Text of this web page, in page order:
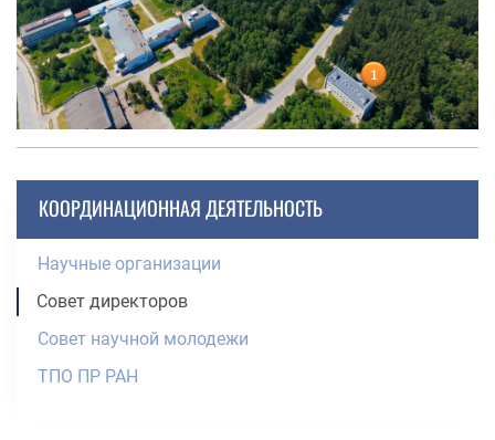
КООРДИНАЦИОННАЯ ДЕЯТЕЛЬНОСТЬ
Научные организации
Совет директоров
Совет научной молодежи
ТПО ПР РАН